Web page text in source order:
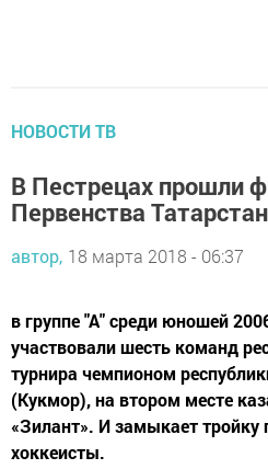
НОВОСТИ ТВ
В Пестрецах прошли
Первенства
автор, 18 марта 2018 - 06:37
в группе "А" среди юношей
участвовали шесть команд
турнира чемпионом
(Кукмор), на втором месте
«Зилант». И замыкает тройку
хоккеисты.